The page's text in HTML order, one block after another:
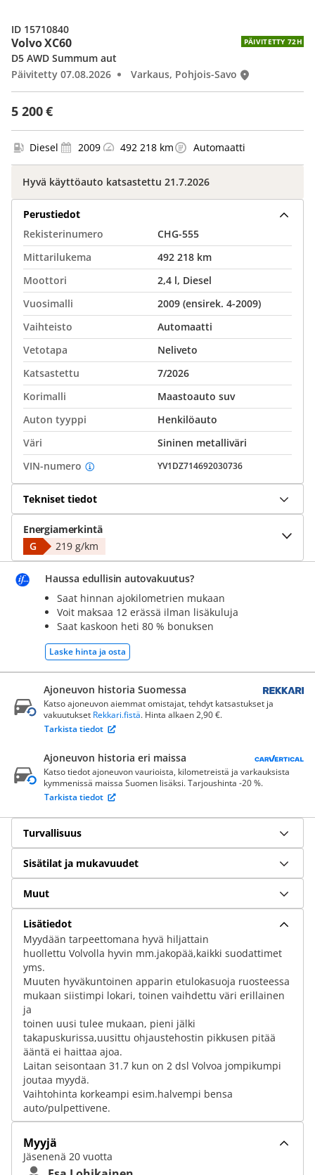
Volvo XC60 PÄIVITETTY 72H
5 200 €
D5 AWD Summum aut
Päivitetty 07.08.2026
Varkaus, Pohjois-Savo
ID 15710840
Diesel 2009 492 218 km Automaatti
Hyvä käyttöauto katsastettu 21.7.2026
Perustiedot
Rekisterinumero
CHG-555
Mittarilukema
492 218 km
Moottori
2,4 l, Diesel
Vuosimalli
2009 (ensirek. 4-2009)
Vaihteisto
Automaatti
Vetotapa
Neliveto
Katsastettu
7/2026
Korimalli
Maastoauto suv
Auton tyyppi
Henkilöauto
Väri
Sininen metalliväri
VIN-numero
YV1DZ714692030736
Tekniset tiedot
Energiamerkintä
G
219 g/km
Haussa edullisin autovakuutus?
Saat hinnan ajokilometrien mukaan
Voit maksaa 12 erässä ilman lisäkuluja
Saat kaskoon heti 80 % bonuksen
Laske hinta ja osta
Ajoneuvon historia Suomessa
Katso ajoneuvon aiemmat omistajat, tehdyt katsastukset ja
vakuutukset Rekkari.fistä. Hinta alkaen 2,90 €.
Tarkista tiedot
Ajoneuvon historia eri maissa
Katso tiedot ajoneuvon vaurioista, kilometreistä ja varkauksista
kymmenissä maissa Suomen lisäksi. Tarjoushinta -20 %.
Tarkista tiedot
Turvallisuus
Sisätilat ja mukavuudet
Muut
Lisätiedot
Myydään tarpeettomana hyvä hiljattain
huollettu Volvolla hyvin mm.jakopää,kaikki suodattimet
yms.
Muuten hyväkuntoinen apparin etulokasuoja ruosteessa
mukaan siistimpi lokari, toinen vaihdettu väri erillainen
ja
toinen uusi tulee mukaan, pieni jälki
takapuskurissa,uusittu ohjaustehostin pikkusen pitää
ääntä ei haittaa ajoa.
Laitan seisontaan 31.7 kun on 2 dsl Volvoa jompikumpi
joutaa myydä.
Vaihtohinta korkeampi esim.halvempi bensa
auto/pulpettivene.
Myyjä
Jäsenenä 20 vuotta